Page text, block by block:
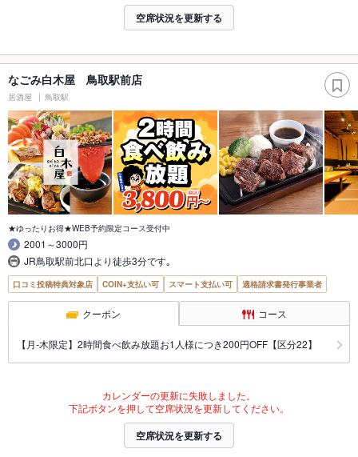
空席状況を更新する
なごみ白木屋 鳥取駅前店
居酒屋 鳥取駅
★ゆったりお得★WEB予約限定コース受付中
2001～3000円
JR鳥取駅前北口より徒歩3分です｡
口コミ投稿特典対象店 COIN+支払い可 スマート支払い可 適格請求書発行事業者
クーポン コース
【月‐木限定】2時間食べ飲み放題お1人様につき200円OFF【区分22】
カレンダーの更新に失敗しました。
下記ボタンを押して空席状況を更新してください。
空席状況を更新する